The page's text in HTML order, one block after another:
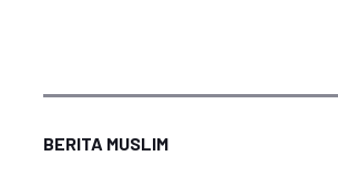
BERITA MUSLIM